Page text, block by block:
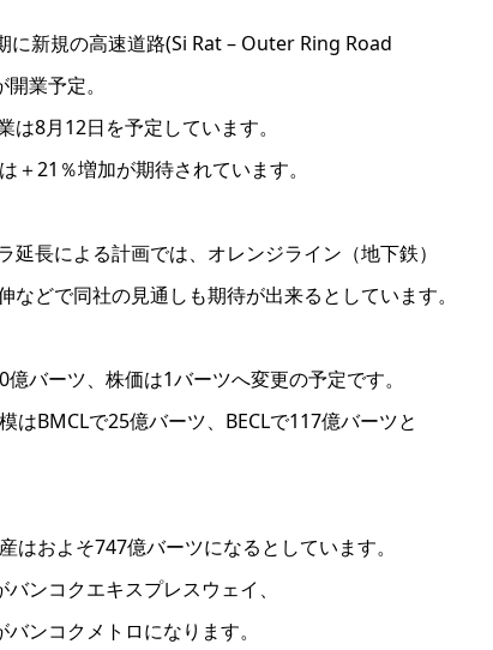
に新規の高速道路(Si Rat – Outer Ring Road
業予定。
は8月12日を予定しています。
＋21％増加が期待されています。
延長による計画では、オレンジライン（地下鉄）
などで同社の見通しも期待が出来るとしています。
バーツ、株価は1バーツへ変更の予定です。
はBMCLで25億バーツ、BECLで117億バーツと
はおよそ747億バーツになるとしています。
ンコクエキスプレスウェイ、
ンコクメトロになります。